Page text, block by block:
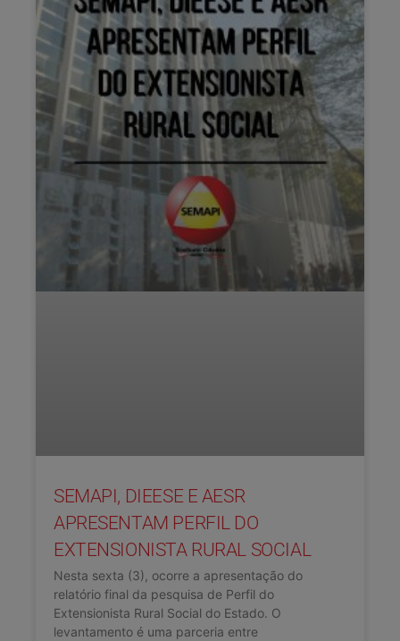
SEMAPI, DIEESE E AESR
APRESENTAM PERFIL DO
EXTENSIONISTA RURAL SOCIAL
Nesta sexta (3), ocorre a apresentação do
relatório final da pesquisa de Perfil do
Extensionista Rural Social do Estado. O
levantamento é uma parceria entre